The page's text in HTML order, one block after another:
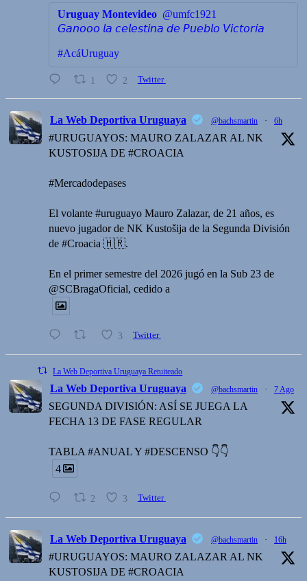
Uruguay Montevideo @umfc1921
𝘎𝘢𝘯𝘰𝘰𝘰 𝘭𝘢 𝘤𝘦𝘭𝘦𝘴𝘵𝘪𝘯𝘢 𝘥𝘦 𝘗𝘶𝘦𝘣𝘭𝘰 𝘝𝘪𝘤𝘵𝘰𝘳𝘪𝘢
#AcáUruguay
1 2 Twitter
La Web Deportiva Uruguaya @bachsmartin · 6h
#URUGUAYOS: MAURO ZALAZAR AL NK
KUSTOSIJA DE #CROACIA
#Mercadodepases
El volante #uruguayo Mauro Zalazar, de 21 años, es
nuevo jugador de NK Kustošija de la Segunda División
de #Croacia 🇭🇷.
En el primer semestre del 2026 jugó en la Sub 23 de
@SCBragaOficial, cedido a
3 Twitter
La Web Deportiva Uruguaya Retuiteado
La Web Deportiva Uruguaya @bachsmartin · 7 Ago
SEGUNDA DIVISIÓN: ASÍ SE JUEGA LA
FECHA 13 DE FASE REGULAR
TABLA #ANUAL Y #DESCENSO 👇👇
4
2 3 Twitter
La Web Deportiva Uruguaya @bachsmartin · 16h
#URUGUAYOS: MAURO ZALAZAR AL NK
KUSTOSIJA DE #CROACIA